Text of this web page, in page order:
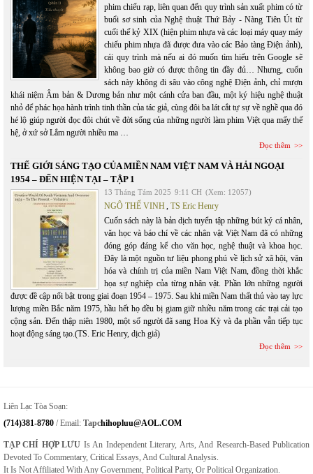
phim chiếu rạp, liên quan đến quy trình sản xuất phim có từ
buổi sơ sinh của Nghệ thuật Thứ Bảy - Nàng Tiên Út từ
cuối thế kỷ XIX (hiện phim nhựa và các loại máy quay máy
chiếu phim nhựa đã được đưa vào các Bảo tàng Điện ảnh),
cái quy trình mà nếu ai đó muốn tìm hiểu trên Google sẽ
không bao giờ có được thông tin đầy đủ… Nhưng, cuốn
sách này không đi sâu vào công nghệ Điện ảnh, chỉ mượn
khái niệm Âm bản & Dương bản như một cánh cửa ban đầu, một ký hiệu nghệ thuật
nhỏ để phác họa hành trình tinh thần của tác giả, cùng đôi ba lát cắt tự sự về nghề qua đó
hé lộ giúp người đọc đôi chút về đời sống của những người làm phim Việt qua mấy thế
hệ, ở xứ sở Lắm người nhiều ma …
Đọc thêm
THẾ GIỚI SÁNG TẠO CỦA MIỀN NAM VIỆT NAM VÀ HẢI NGOẠI
1954 – ĐẾN HIỆN TẠI – TẬP 1
13 Tháng Tám 2025 9:11 CH (Xem: 12057)
NGÔ THẾ VINH, TS Eric Henry
Cuốn sách này là bản dịch tuyển tập những bút ký cá nhân,
văn học và báo chí về các nhân vật Việt Nam đã có những
đóng góp đáng kể cho văn học, nghệ thuật và khoa học.
Đây là một nguồn tư liệu phong phú về lịch sử xã hội, văn
hóa và chính trị của miền Nam Việt Nam, đồng thời khắc
họa sự nghiệp của từng nhân vật. Phần lớn những người
được đề cập nổi bật trong giai đoạn 1954 – 1975. Sau khi miền Nam thất thủ vào tay lực
lượng miền Bắc năm 1975, hầu hết họ đều bị giam giữ nhiều năm trong các trại cải tạo
cộng sản. Đến thập niên 1980, một số người đã sang Hoa Kỳ và đa phần vẫn tiếp tục
hoạt động sáng tạo.(TS. Eric Henry, dịch giả)
Đọc thêm
Liên Lạc Tòa Soạn:
(714)381-8780 / Email: TapcHihopluu@AOL.COM
TẠP CHÍ HỢP LƯU Is An Independent Literary, Arts, And Research-Based Publication
Devoted To Commentary, Critical Essays, And Cultural Analysis.
It Is Not Affiliated With Any Government, Political Party, Or Political Organization.